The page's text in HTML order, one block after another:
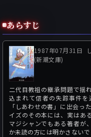
あらすじ
1987年07月31日
(新潮文庫)
二代目教祖の継承問題で揺
込まれて信者の失踪事件
「しあわせの書」に出会
イズのその本には、実はあ
マジシャンでもある著者が
か未読の方には明かさない